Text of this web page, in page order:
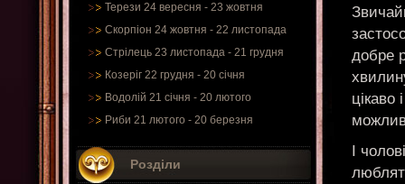
Терези 24 вересня - 23 жовтня
Скорпіон 24 жовтня - 22 листопада
Стрілець 23 листопада - 21 грудня
Козеріг 22 грудня - 20 січня
Водолій 21 січня - 20 лютого
Риби 21 лютого - 20 березня
Розділи
добре
І